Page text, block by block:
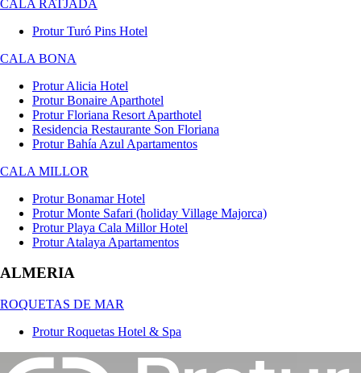
CALA RATJADA
Protur Turó Pins Hotel
CALA BONA
Protur Alicia Hotel
Protur Bonaire Aparthotel
Protur Floriana Resort Aparthotel
Residencia Restaurante Son Floriana
Protur Bahía Azul Apartamentos
CALA MILLOR
Protur Bonamar Hotel
Protur Monte Safari (holiday Village Majorca)
Protur Playa Cala Millor Hotel
Protur Atalaya Apartamentos
ALMERIA
ROQUETAS DE MAR
Protur Roquetas Hotel & Spa